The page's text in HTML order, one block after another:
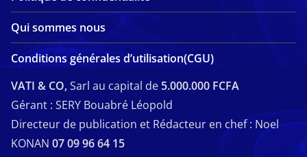
Qui sommes nous
Conditions générales d’utilisation(CGU)
VATI & CO,Sarl au capital de 5.000.000 FCFA
Gérant : SERY Bouabré Léopold
Directeur de publication et Rédacteur en chef : Noel
KONAN 07 09 96 64 15